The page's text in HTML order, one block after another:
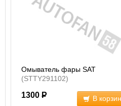
Омыватель фары SAT
(STTY291102)
1300 Р В